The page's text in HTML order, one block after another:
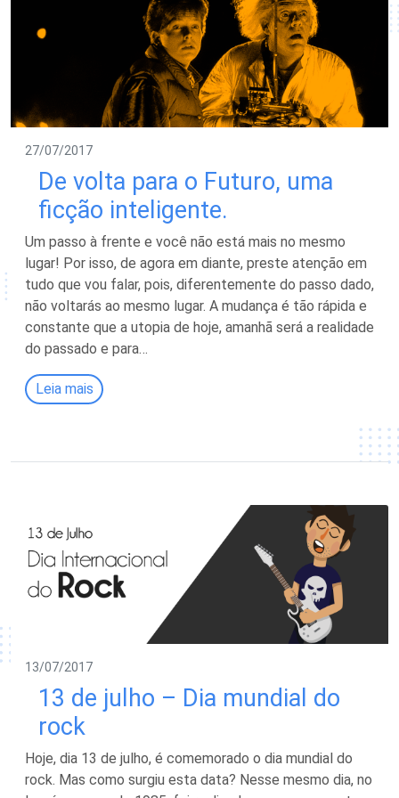
27/07/2017
De volta para o Futuro, uma
ficção inteligente.
Um passo à frente e você não está mais no mesmo
lugar! Por isso, de agora em diante, preste atenção em
tudo que vou falar, pois, diferentemente do passo dado,
não voltarás ao mesmo lugar. A mudança é tão rápida e
constante que a utopia de hoje, amanhã será a realidade
do passado e para…
Leia mais
13/07/2017
13 de julho – Dia mundial do
rock
Hoje, dia 13 de julho, é comemorado o dia mundial do
rock. Mas como surgiu esta data? Nesse mesmo dia, no